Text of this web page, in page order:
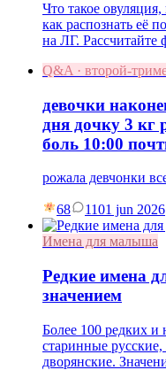
Что такое
как распознать её
на ЛГ. Рассчитайте
Q&A · второй-
девочки
дня дочку 3 кг
боль 10:00
рожала девчонки
68 1101 jun 2026
Имена для малыша
Редкие имена
значением
Более 100 редких
старинные
дворянские.